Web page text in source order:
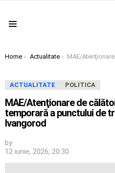
You are here:
Home Actualitate MAE/Atenţionare de călătorie: Rusia – Închiderea temporară a punctului de trecere a frontierei
ACTUALITATE POLITICA
MAE/Atenţionare de
temporară a punctului de
Ivangorod
by
12 iunie, 2026, 20:30